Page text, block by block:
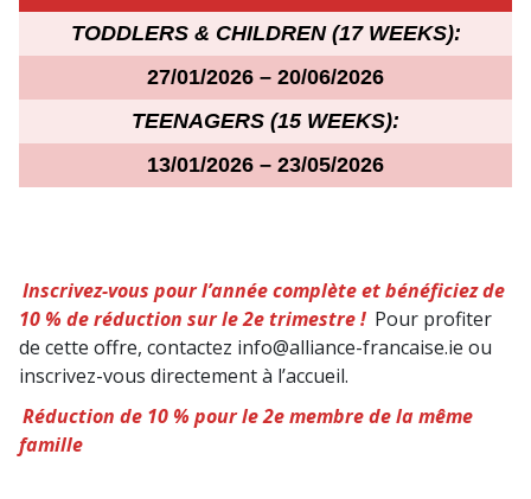
TODDLERS & CHILDREN (17 WEEKS):
27/01/2026 – 20/06/2026
TEENAGERS (15 WEEKS):
13/01/2026 – 23/05/2026
Inscrivez-vous pour l’année complète et bénéficiez de
10 % de réduction sur le 2e trimestre ! Pour profiter
de cette offre, contactez info@alliance-francaise.ie ou
inscrivez-vous directement à l’accueil.
Réduction de 10 % pour le 2e membre de la même
famille